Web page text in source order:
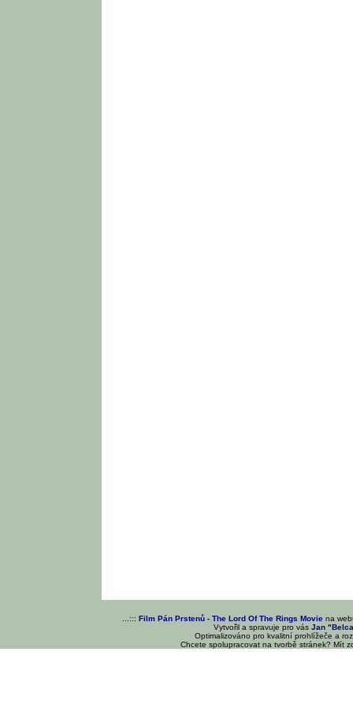
...::: Film Pán Prstenů - The Lord Of The Rings Movie na
Vytvořil a spravuje pro vásJan
Optimalizováno pro kvalitní prohlížeče a
Chcete spolupracovat na tvorbě stránek? Mít